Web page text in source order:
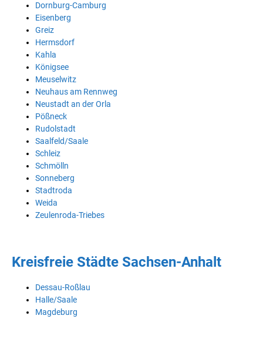
Dornburg-Camburg
Eisenberg
Greiz
Hermsdorf
Kahla
Königsee
Meuselwitz
Neuhaus am Rennweg
Neustadt an der Orla
Pößneck
Rudolstadt
Saalfeld/Saale
Schleiz
Schmölln
Sonneberg
Stadtroda
Weida
Zeulenroda-Triebes
Kreisfreie Städte Sachsen-Anhalt
Dessau-Roßlau
Halle/Saale
Magdeburg